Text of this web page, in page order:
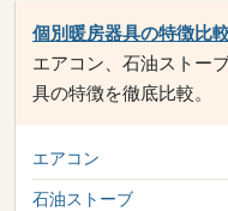
個別暖房器具の特徴比
エアコン、石油ストー
具の特徴を徹底比較。
エアコン
石油ストーブ